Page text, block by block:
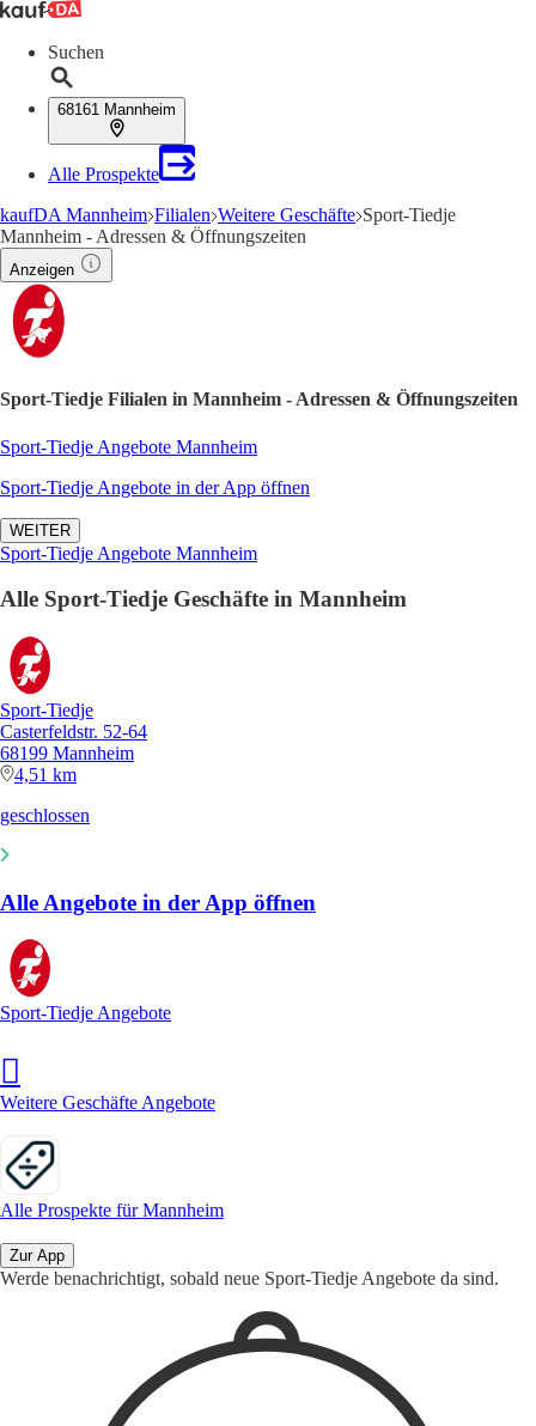
Suchen
68161 Mannheim
Alle Prospekte
kaufDA Mannheim Filialen Weitere Geschäfte Sport-Tiedje
Mannheim - Adressen & Öffnungszeiten
Anzeigen
Sport-Tiedje Filialen in Mannheim - Adressen & Öffnungszeiten
Sport-Tiedje Angebote Mannheim
Sport-Tiedje Angebote in der App öffnen
WEITER
Sport-Tiedje Angebote Mannheim
Alle Sport-Tiedje Geschäfte in Mannheim
Sport-Tiedje
Casterfeldstr. 52-64
68199 Mannheim
4,51 km
geschlossen
Alle Angebote in der App öffnen
Sport-Tiedje Angebote
Weitere Geschäfte Angebote
Alle Prospekte für Mannheim
Zur App
Werde benachrichtigt, sobald neue Sport-Tiedje Angebote da sind.